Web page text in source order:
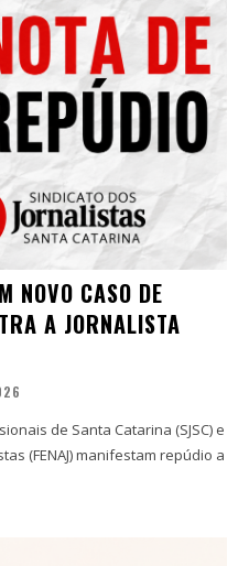
NOVO CASO DE
A JORNALISTA
de Santa Catarina (SJSC) e
(FENAJ) manifestam repúdio a